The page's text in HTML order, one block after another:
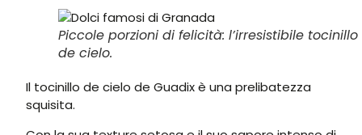
Piccole porzioni di felicità: l’irresistibile tocinillo
de cielo.
Il tocinillo de cielo de Guadix è una prelibatezza
squisita.